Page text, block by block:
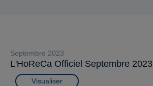
septembre 2023
L'HoReCa Officiel Septembre 2023
Visualiser